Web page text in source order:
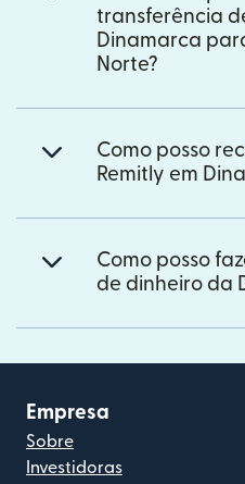
transferência
Dinamarca
Norte?
Como posso
Remitly em
Como posso
de dinheiro da
Empresa
Sobre
Investidoras